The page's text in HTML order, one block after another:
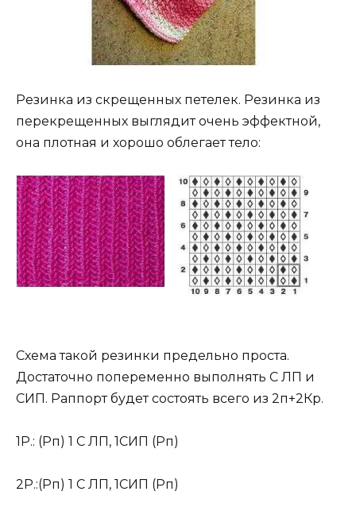
Резинка из скрещенных петелек. Резинка из
перекрещенных выглядит очень эффектной,
она плотная и хорошо облегает тело:
Схема такой резинки предельно проста.
Достаточно попеременно выполнять С ЛП и
СИП. Раппорт будет состоять всего из 2п+2Кр.
1Р.: (Рп) 1 С ЛП, 1СИП (Рп)
2Р.:(Рп) 1 С ЛП, 1СИП (Рп)